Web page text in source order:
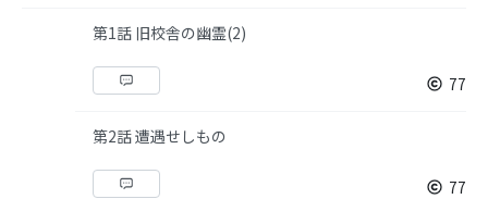
第1話 旧校舎の幽霊(2)
77
第2話 遭遇せしもの
77